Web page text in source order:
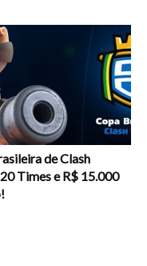
de Clash
Times e R$ 15.000